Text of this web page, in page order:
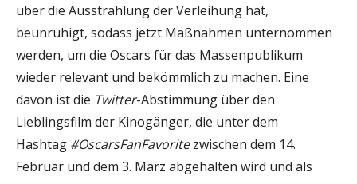
über die Ausstrahlung der Verleihung hat,
beunruhigt, sodass jetzt Maßnahmen unternommen
werden, um die Oscars für das Massenpublikum
wieder relevant und bekömmlich zu machen. Eine
davon ist die Twitter-Abstimmung über den
Lieblingsfilm der Kinogänger, die unter dem
Hashtag #OscarsFanFavoritezwischen dem 14.
Februar und dem 3. März abgehalten wird und als